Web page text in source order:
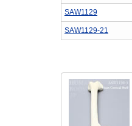
SAW1129
SAW1129-21